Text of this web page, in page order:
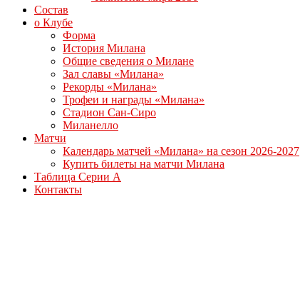
Состав
о Клубе
Форма
История Милана
Общие сведения о Милане
Зал славы «Милана»
Рекорды «Милана»
Трофеи и награды «Милана»
Стадион Сан-Сиро
Миланелло
Матчи
Календарь матчей «Милана» на сезон 2026-2027
Купить билеты на матчи Милана
Таблица Серии А
Контакты